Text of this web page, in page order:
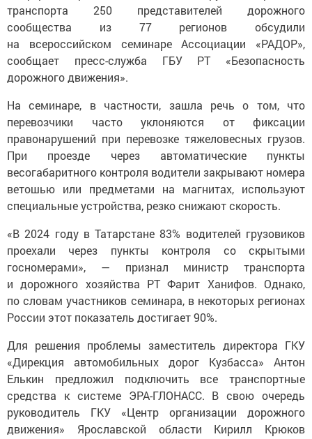
транспорта 250 представителей дорожного
сообщества из 77 регионов обсудили
на всероссийском семинаре Ассоциации «РАДОР»,
сообщает пресс-служба ГБУ РТ «Безопасность
дорожного движения».
На семинаре, в частности, зашла речь о том, что
перевозчики часто уклоняются от фиксации
правонарушений при перевозке тяжеловесных грузов.
При проезде через автоматические пункты
весогабаритного контроля водители закрывают номера
ветошью или предметами на магнитах, используют
специальные устройства, резко снижают скорость.
«В 2024 году в Татарстане 83% водителей грузовиков
проехали через пункты контроля со скрытыми
госномерами», — признал министр транспорта
и дорожного хозяйства РТ Фарит Ханифов. Однако,
по словам участников семинара, в некоторых регионах
России этот показатель достигает 90%.
Для решения проблемы заместитель директора ГКУ
«Дирекция автомобильных дорог Кузбасса» Антон
Елькин предложил подключить все транспортные
средства к системе ЭРА-ГЛОНАСС. В свою очередь
руководитель ГКУ «Центр организации дорожного
движения» Ярославской области Кирилл Крюков